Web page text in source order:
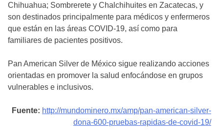
Chihuahua; Sombrerete y Chalchihuites en Zacatecas, y
son destinados principalmente para médicos y enfermeros
que están en las áreas COVID-19, así como para
familiares de pacientes positivos.
Pan American Silver de México sigue realizando acciones
orientadas en promover la salud enfocándose en grupos
vulnerables e inclusivos.
Fuente: http://mundominero.mx/amp/pan-american-silver-
dona-600-pruebas-rapidas-de-covid-19/